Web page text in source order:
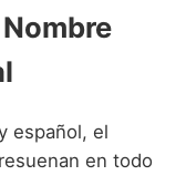
español, el
en todo